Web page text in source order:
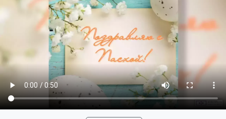
Все родственники
ПЕРСОНАЛЬНЫЕ
Пожелания
По именам
По годам